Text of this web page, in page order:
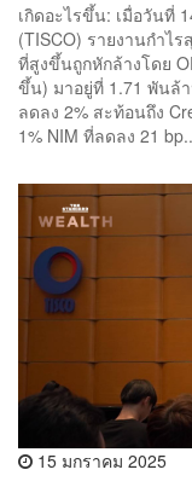
เกิดอะไรขึ้น: เมื่อวันที่
(TISCO) รายงานกำไ
ที่สูงขึ้นถูกหักล้างโดย
ขึ้น) มาอยู่ที่ 1.71 พันล้
ลดลง 2% สะท้อนถึง
1% NIM ที่ลดลง 21
15 มกราคม 2025